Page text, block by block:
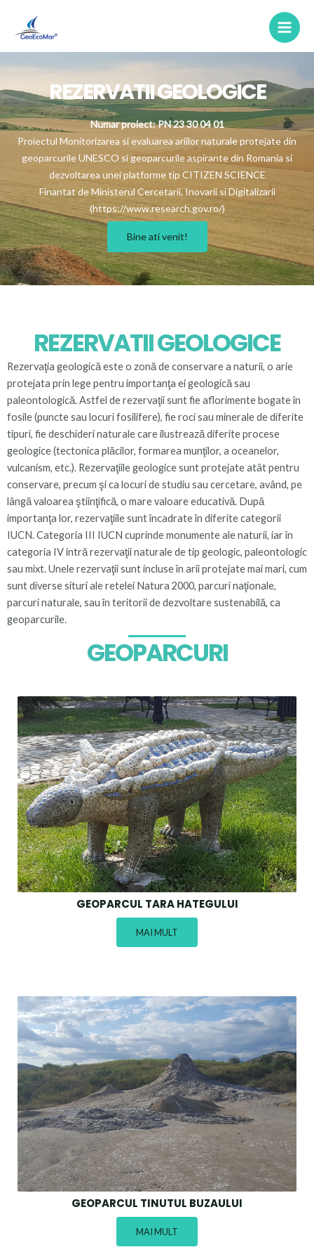
content
Main
Media
REZERVATII GEOLOGICE
Numar proiect: PN 23 30 04 01
Proiectul Monitorizarea si evaluarea ariilor naturale protejate din
geoparcurile UNESCO si geoparcurile aspirante din Romania si
dezvoltarea unei platforme tip CITIZEN SCIENCE
Finantat de Ministerul Cercetarii, Inovarii si Digitalizarii
(https://www.research.gov.ro/)
Bine ati venit!
REZERVATII GEOLOGICE
Rezervaţia geologică este o zonă de conservare a naturii, o arie
protejata prin lege pentru importanţa ei geologică sau
paleontologică. Astfel de rezervaţii sunt fie aflorimente bogate în
fosile (puncte sau locuri fosilifere), fie roci sau minerale de diferite
tipuri, fie deschideri naturale care ilustrează diferite procese
geologice (tectonica plăcilor, formarea munţilor, a oceanelor,
vulcanism, etc.). Rezervaţiile geologice sunt protejate atât pentru
conservare, precum şi ca locuri de studiu sau cercetare, având, pe
lângă valoarea ştiinţifică, o mare valoare educativă. După
importanţa lor, rezervaţiile sunt încadrate în diferite categorii
IUCN. Categoria III IUCN cuprinde monumente ale naturii, iar în
categoria IV intră rezervaţii naturale de tip geologic, paleontologic
sau mixt. Unele rezervaţii sunt incluse în arii protejate mai mari, cum
sunt diverse situri ale retelei Natura 2000, parcuri naţionale,
parcuri naturale, sau în teritorii de dezvoltare sustenabilă, ca
geoparcurile.
GEOPARCURI
GEOPARCUL TARA HATEGULUI
MAI MULT
GEOPARCUL TINUTUL BUZAULUI
MAI MULT